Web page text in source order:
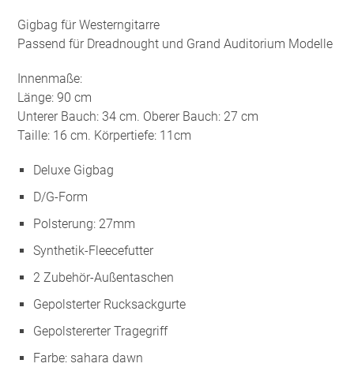
Gigbag für Westerngitarre
Passend für Dreadnought und Grand Auditorium Modelle
Innenmaße:
Länge: 90 cm
Unterer Bauch: 34 cm. Oberer Bauch: 27 cm
Taille: 16 cm. Körpertiefe: 11cm
Deluxe Gigbag
D/G-Form
Polsterung: 27mm
Synthetik-Fleecefutter
2 Zubehör-Außentaschen
Gepolsterter Rucksackgurte
Gepolstererter Tragegriff
Farbe: sahara dawn